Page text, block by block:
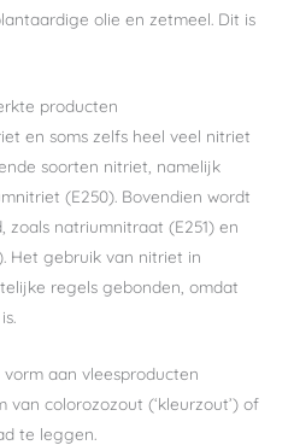
olie en zetmeel. Dit is
producten
en soms zelfs heel veel nitriet
soorten nitriet, namelijk
(E250). Bovendien wordt
natriumnitraat (E251) en
Het gebruik van nitriet in
regels gebonden, omdat
aan vleesproducten
colorozozout (‘kleurzout’) of
te leggen.